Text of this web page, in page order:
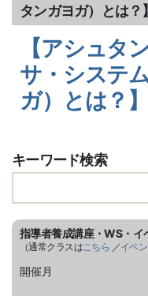
タンガヨガ）とは？】
【アシュタ
サ・システ
ガ）とは？】
キーワード検索
指導者養成講座・WS・イ
（通常クラスはこちら ／イベ
開催月